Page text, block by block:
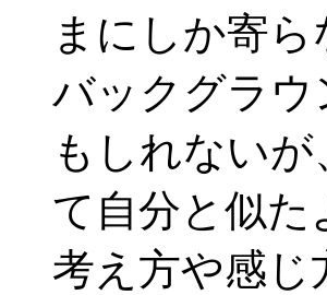
まにしか寄
バックグラ
もしれない
て自分と似
考え方や感